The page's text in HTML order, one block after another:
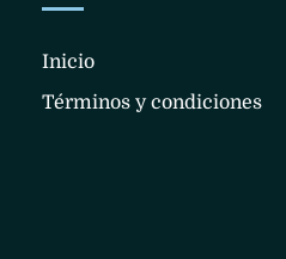
Inicio
Términos y condiciones